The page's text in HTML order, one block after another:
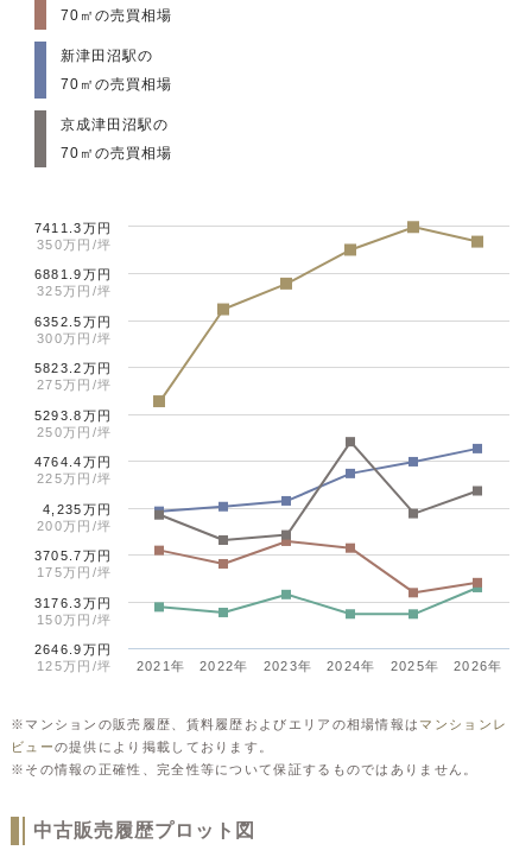
70㎡の売買相場
新津田沼駅の
70㎡の売買相場
京成津田沼駅の
70㎡の売買相場
2021年 2022年 2023年 2024年 2025年 2026年
2646.9万円
125万円/坪
3176.3万円
150万円/坪
3705.7万円
175万円/坪
4,235万円
200万円/坪
4764.4万円
225万円/坪
5293.8万円
250万円/坪
5823.2万円
275万円/坪
6352.5万円
300万円/坪
6881.9万円
325万円/坪
7411.3万円
350万円/坪
※マンションの販売履歴、賃料履歴およびエリアの相場情報は マンションレ
ビューの提供により掲載しております。
※その情報の正確性、完全性等について保証するものではありません。
中古販売履歴プロット図